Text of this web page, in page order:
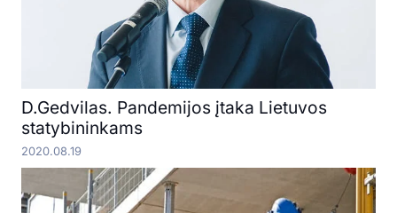
D.Gedvilas. Pandemijos įtaka Lietuvos
statybininkams
2020.08.19